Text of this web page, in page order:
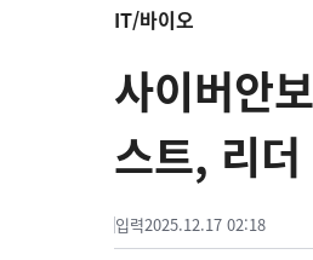
IT/바이오
사이버안
스트, 리
입력2025.12.17 02:18